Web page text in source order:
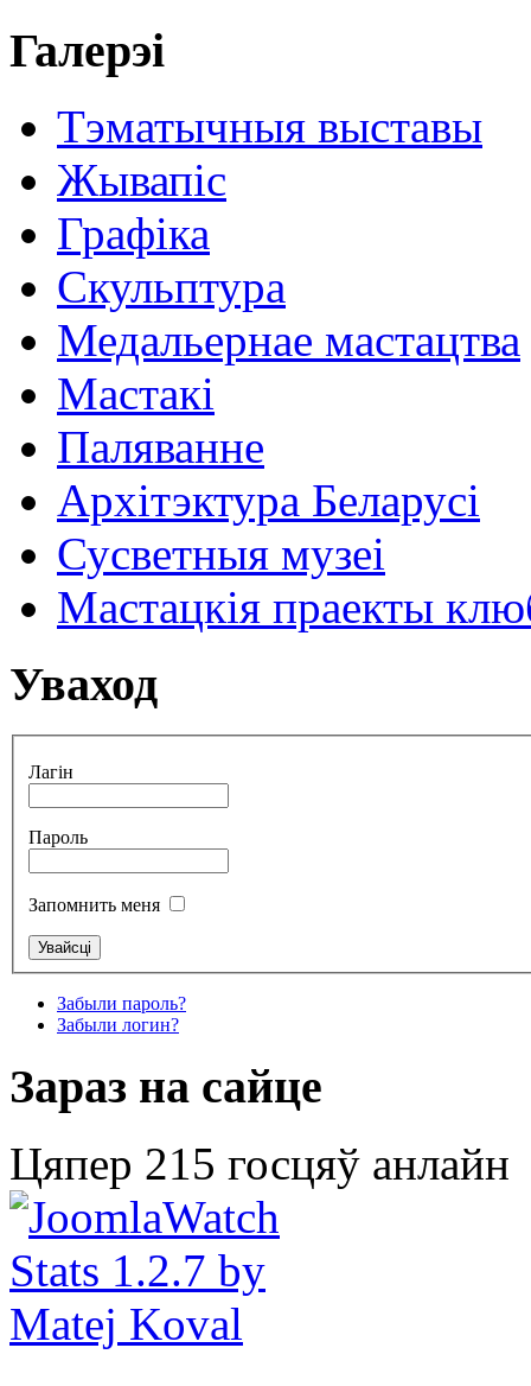
Галерэі
Тэматычныя выставы
Жывапіс
Графіка
Скульптура
Медальернае мастацтва
Мастакі
Паляванне
Архітэктура Беларусі
Сусветныя музеі
Мастацкія праекты
Уваход
Лагін
Пароль
Запомнить меня
Забыли пароль?
Забыли логин?
Зараз на сайце
Цяпер 215 госцяў анлайн